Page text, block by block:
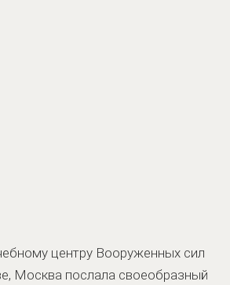
центру Вооруженных сил
Москва послала своеобразный